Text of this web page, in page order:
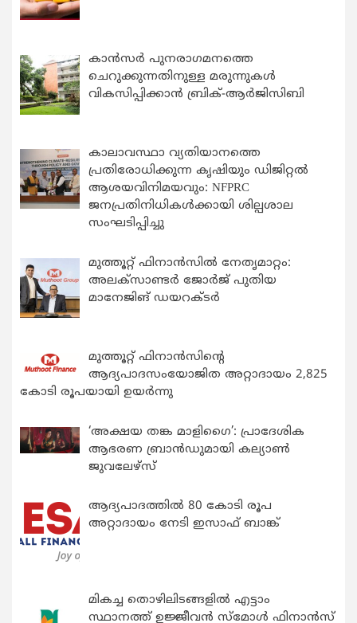
കാന്‍സര്‍ പുനരാഗമനത്തെ
ചെറുക്കുന്നതിനുള്ള മരുന്നുകള്‍
വികസിപ്പിക്കാന്‍ ബ്രിക്-ആര്‍ജിസിബി
കാലാവസ്ഥാ വ്യതിയാനത്തെ
പ്രതിരോധിക്കുന്ന കൃഷിയും ഡിജിറ്റൽ
ആശയവിനിമയവും: NFPRC
ജനപ്രതിനിധികൾക്കായി ശില്പശാല
സംഘടിപ്പിച്ചു
മുത്തൂറ്റ് ഫിനാൻസിൽ നേതൃമാറ്റം:
അലക്സാണ്ടർ ജോർജ് പുതിയ
മാനേജിങ് ഡയറക്ടർ
മുത്തൂറ്റ് ഫിനാൻസിന്റെ
ആദ്യപാദസംയോജിത അറ്റാദായം 2,825
കോടി രൂപയായി ഉയർന്നു
‘അക്ഷയ തങ്ക മാളിഗൈ’: പ്രാദേശിക
ആഭരണ ബ്രാന്‍ഡുമായി കല്യാണ്‍
ജുവലേഴ്‌സ്
ആദ്യപാദത്തിൽ 80 കോടി രൂപ
അറ്റാദായം നേടി ഇസാഫ് ബാങ്ക്
മികച്ച തൊഴിലിടങ്ങളിൽ എട്ടാം
സ്ഥാനത്ത് ഉജ്ജീവൻ സ്മോൾ ഫിനാൻസ്